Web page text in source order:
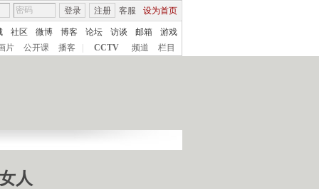
客服 设为首页
登录 注册
社区 微博 博客 论坛 访谈 邮箱
游戏
片
公开课 播客 CCTV 频道 栏目
人